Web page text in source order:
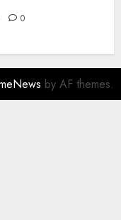
0
by AF themes.